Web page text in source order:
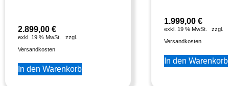
2.899,00 €
exkl. 19 % MwSt.
zzgl.
Versandkosten
In den Warenkorb
1.999,00 €
exkl. 19 % MwSt.
zzgl.
Versandkosten
In den Warenkorb